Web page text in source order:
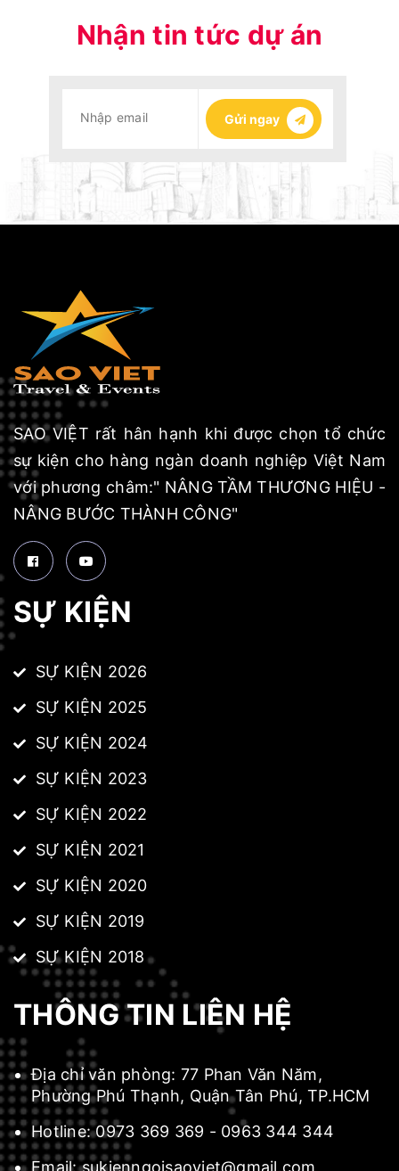
Nhận tin tức dự án
Gửi ngay
SAO VIỆT rất hân hạnh khi được chọn tổ chức
sự kiện cho hàng ngàn doanh nghiệp Việt Nam
với phương châm:" NÂNG TẦM THƯƠNG HIỆU -
NÂNG BƯỚC THÀNH CÔNG"
SỰ KIỆN
SỰ KIỆN 2026
SỰ KIỆN 2025
SỰ KIỆN 2024
SỰ KIỆN 2023
SỰ KIỆN 2022
SỰ KIỆN 2021
SỰ KIỆN 2020
SỰ KIỆN 2019
SỰ KIỆN 2018
THÔNG TIN LIÊN HỆ
Địa chỉ văn phòng: 77 Phan Văn Năm,
Phường Phú Thạnh, Quận Tân Phú, TP.HCM
Hotline: 0973 369 369 - 0963 344 344
Email: sukienngoisaoviet@gmail.com